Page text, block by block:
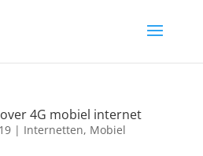
4G mobiel internet
| Internetten, Mobiel